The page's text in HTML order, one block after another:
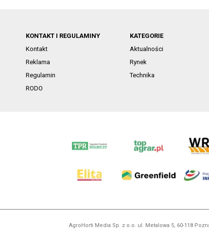
KONTAKT I REGULAMINY
Kontakt
Reklama
Regulamin
RODO
KATEGORIE
Aktualności
Rynek
Technika
AgroHorti Media Sp. z o.o. ul. Metalowa 5, 60-118